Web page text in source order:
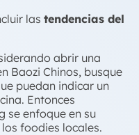
las tendencias del
abrir una
Baozi Chinos, busque
puedan indicar un
Entonces
se enfoque en su
foodies locales.